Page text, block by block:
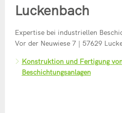
Luckenbach
Expertise bei industriellen
Vor der Neuwiese 7 | 57629
Konstruktion und Fertigung
Beschichtungsanlagen